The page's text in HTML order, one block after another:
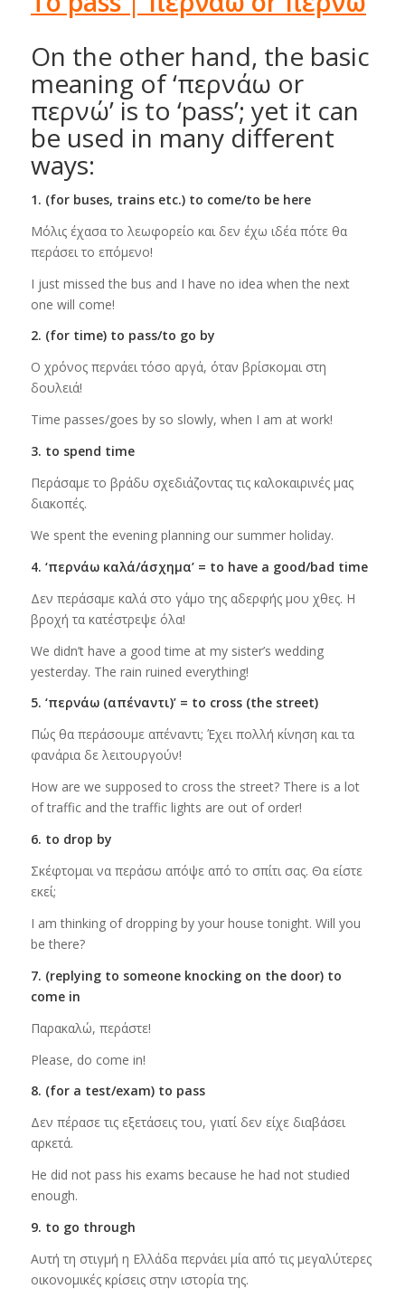
On the other hand, the basic
meaning of ‘περνάω or
περνώ’ is to ‘pass’; yet it can
be used in many different
ways:
1. (for buses, trains etc.) to come/to be here
Μόλις έχασα το λεωφορείο και δεν έχω ιδέα πότε θα
περάσει το επόμενο!
I just missed the bus and I have no idea when the next
one will come!
2. (for time) to pass/to go by
Ο χρόνος περνάει τόσο αργά, όταν βρίσκομαι στη
δουλειά!
Time passes/goes by so slowly, when I am at work!
3. to spend time
Περάσαμε το βράδυ σχεδιάζοντας τις καλοκαιρινές μας
διακοπές.
We spent the evening planning our summer holiday.
4. ‘περνάω καλά/άσχημα’ = to have a good/bad time
Δεν περάσαμε καλά στο γάμο της αδερφής μου χθες. Η
βροχή τα κατέστρεψε όλα!
We didn’t have a good time at my sister’s wedding
yesterday. The rain ruined everything!
5. ‘περνάω (απέναντι)’ = to cross (the street)
Πώς θα περάσουμε απέναντι; Έχει πολλή κίνηση και τα
φανάρια δε λειτουργούν!
How are we supposed to cross the street? There is a lot
of traffic and the traffic lights are out of order!
6. to drop by
Σκέφτομαι να περάσω απόψε από το σπίτι σας. Θα είστε
εκεί;
I am thinking of dropping by your house tonight. Will you
be there?
7. (replying to someone knocking on the door) to
come in
Παρακαλώ, περάστε!
Please, do come in!
8. (for a test/exam) to pass
Δεν πέρασε τις εξετάσεις του, γιατί δεν είχε διαβάσει
αρκετά.
He did not pass his exams because he had not studied
enough.
9. to go through
Αυτή τη στιγμή η Ελλάδα περνάει μία από τις μεγαλύτερες
οικονομικές κρίσεις στην ιστορία της.